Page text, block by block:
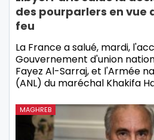
des pourparlers en vue
feu
La France a salué, mardi,
Gouvernement d'union
Fayez Al-Sarraj, et l'Armée
(ANL) du maréchal Khakifa
MAGHREB